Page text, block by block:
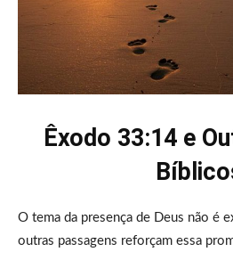
Êxodo 33:14 e
O tema da presença de Deus não é
outras passagens reforçam essa